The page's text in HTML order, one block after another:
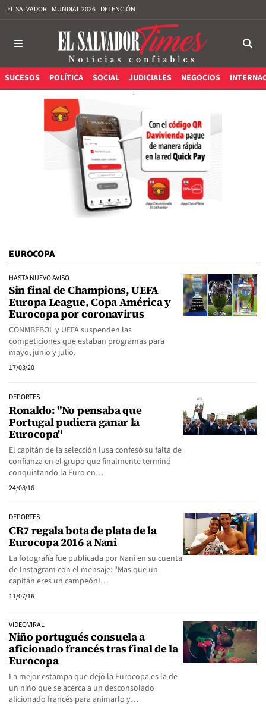
EL SALVADOR MUNDIAL 2026 DETENCIÓN
SUCESOS POLÍTICA SOCIAL JUDICIALES NEGOCIOS
EUROCOPA
HASTA NUEVO AVISO
Sin final de Champions, UEFA
Europa League, Copa América y
Eurocopa por coronavirus
CONMBEBOL y UEFA suspenden las
competiciones que estaban programas para
mayo, junio y julio.
17/03/20
DEPORTES
Ronaldo: "No pensaba que
Portugal pudiera ganar la
Eurocopa"
El capitán de la selección lusa confesó su falta de
confianza en el grupo que finalmente terminó
conquistando la Euro en…
24/08/16
DEPORTES
CR7 regala bota de plata de la
Eurocopa 2016 a Nani
La fotografía fue publicada por Nani en su cuenta
de Instagram con el mensaje: "Mas que un
capitán eres un campeón!…
11/07/16
VIDEO VIRAL
Niño portugués consuela a
aficionado francés tras final de la
Eurocopa
La mejor estampa que dejó la Eurocopa es la de
un niño que se acerca a un desconsolado
aficionado francés para animarlo y…